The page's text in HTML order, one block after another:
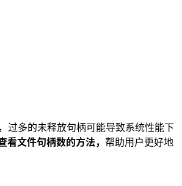
过多的未释放句柄可能导致系统性能下
文件句柄数的方法， 帮助用户更好地